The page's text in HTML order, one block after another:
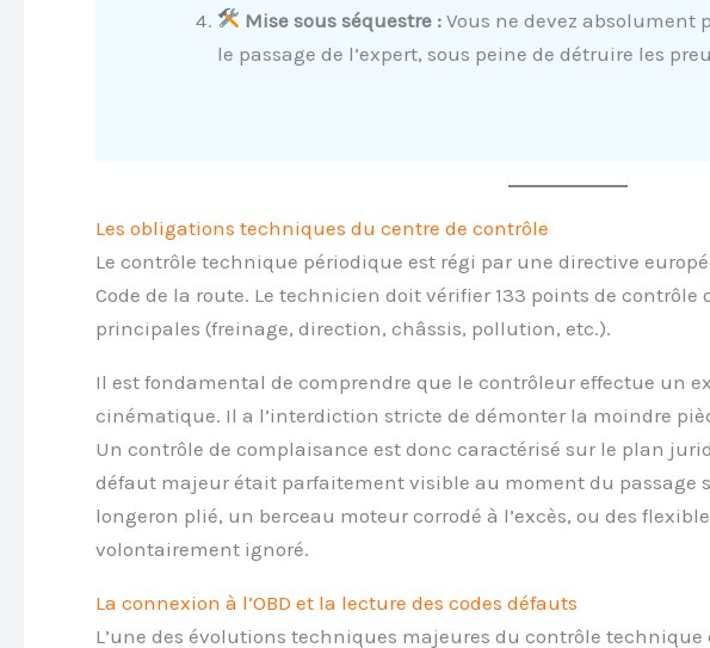
Mise sous séquestre : Vous ne devez absolument
le passage de l’expert, sous peine de détruire les
Les obligations techniques du centre de contrôle
Le contrôle technique périodique est régi par une directive
Code de la route. Le technicien doit vérifier 133 points de
principales (freinage, direction, châssis, pollution, etc.).
Il est fondamental de comprendre que le contrôleur effectue un
cinématique. Il a l’interdiction stricte de démonter la moindre
Un contrôle de complaisance est donc caractérisé sur le plan
défaut majeur était parfaitement visible au moment du passage
longeron plié, un berceau moteur corrodé à l’excès, ou des
volontairement ignoré.
La connexion à l’OBD et la lecture des codes défauts
L’une des évolutions techniques majeures du contrôle technique